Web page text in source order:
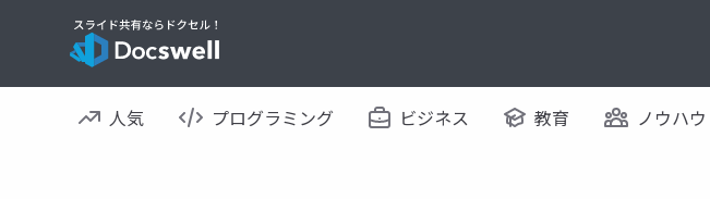
人気 プログラミング ビジネス 教育 ノウハウ